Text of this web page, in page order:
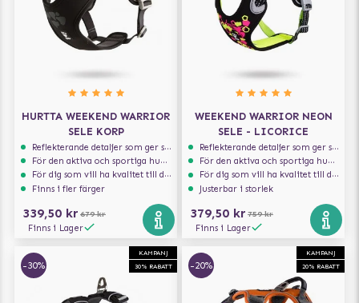
HURTTA WEEKEND WARRIOR
SELE KORP
Reflekterande detaljer som ger synlighet i svagt ljus
För den aktiva och sportiga hunden
För dig som vill ha kvalitet till din hund!
Finns i fler färger
339,50 kr 679 kr
Finns i Lager
WEEKEND WARRIOR NEON
SELE - LICORICE
Reflekterande detaljer som ger synlighet i svagt ljus
För den aktiva och sportiga hunden
För dig som vill ha kvalitet till din hund!
Justerbar i storlek
379,50 kr 759 kr
Finns i Lager
KAMPANJ
30% RABATT
-30%
KAMPANJ
20% RABATT
-20%